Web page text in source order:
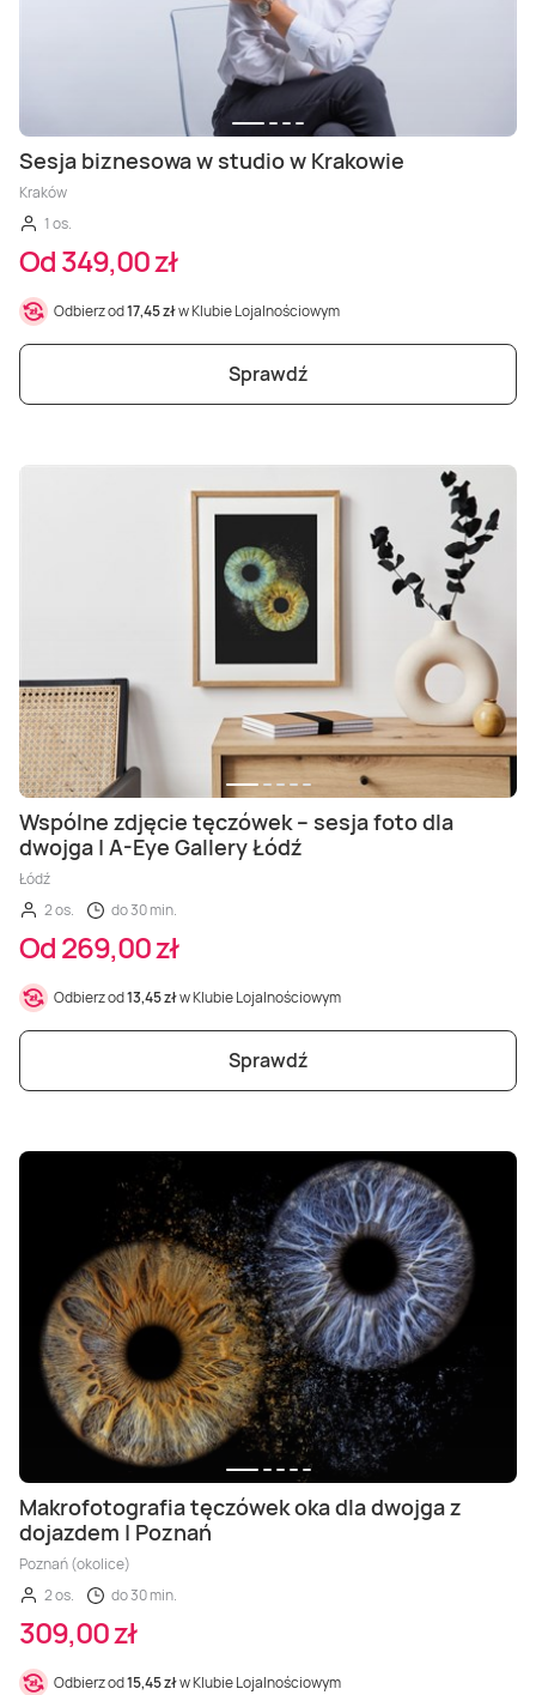
Sesja biznesowa w studio w Krakowie
Kraków
1 os.
Od 349,00 zł
Odbierz od17,45 złw Klubie Lojalnościowym
Sprawdź
Wspólne zdjęcie tęczówek – sesja foto dla
dwojga | A-Eye Gallery Łódź
Łódź
2 os.
do 30 min.
Od 269,00 zł
Odbierz od13,45 złw Klubie Lojalnościowym
Sprawdź
Makrofotografia tęczówek oka dla dwojga z
dojazdem | Poznań
Poznań (okolice)
2 os.
do 30 min.
309,00 zł
Odbierz od15,45 złw Klubie Lojalnościowym